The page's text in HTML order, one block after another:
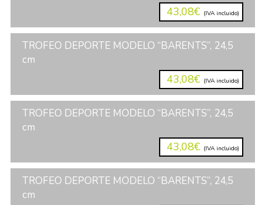
43,08€ (IVA incluido)
TROFEO DEPORTE MODELO “BARENTS”, 24,5
cm
43,08€ (IVA incluido)
TROFEO DEPORTE MODELO “BARENTS”, 24,5
cm
43,08€ (IVA incluido)
TROFEO DEPORTE MODELO “BARENTS”, 24,5
cm